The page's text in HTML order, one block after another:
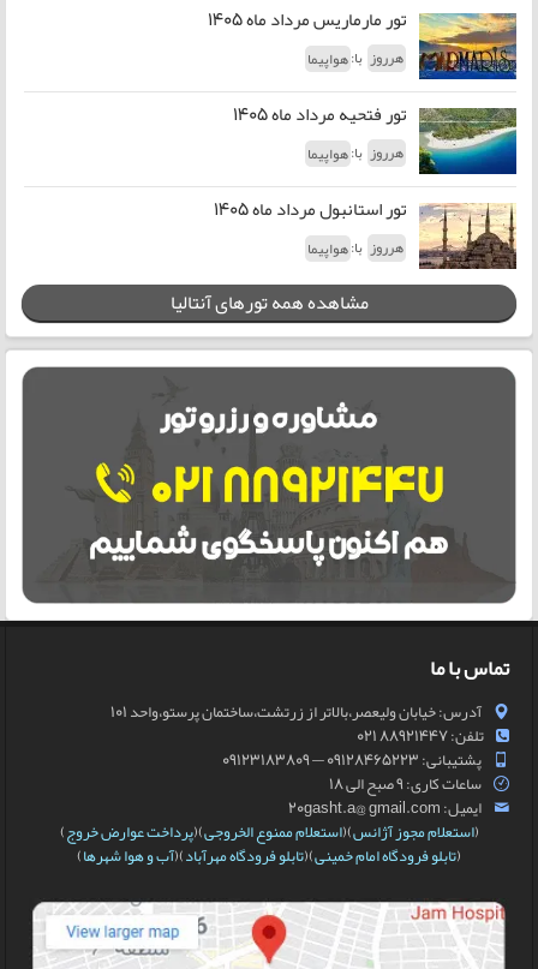
تور مارماریس مرداد ماه 1405
هرروز با:هواپیما
تور فتحیه مرداد ماه 1405
هرروز با:هواپیما
تور استانبول مرداد ماه 1405
هرروز با:هواپیما
مشاهده همه تورهای آنتالیا
تماس با ما
آدرس: خیابان ولیعصر،بالاتر از زرتشت،ساختمان پرستو،واحد 101
تلفن: 88921447 021
پشتیبانی: 09128465223 — 09123183809
ساعات کاری: 9 صبح الی 18
ایمیل: 20gasht.a@ gmail.com
(استعلام مجوز آژانس)(استعلام ممنوع الخروجی)(پرداخت عوارض خروج)
(تابلو فرودگاه امام خمینی)(تابلو فرودگاه مهرآباد)(آب و هوا شهرها)